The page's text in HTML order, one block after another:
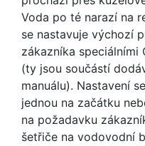
Voda po té narazí na
se nastavuje výchozí
zákazníka speciálními
(ty jsou součástí
manuálu). Nastavení
jednou na začátku
na požadavku
šetřiče na vodovodní